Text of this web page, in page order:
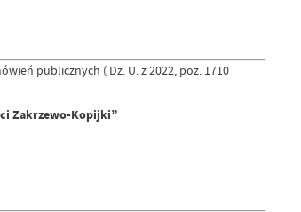
publicznych ( Dz. U. z 2022, poz. 1710
Zakrzewo-Kopijki”